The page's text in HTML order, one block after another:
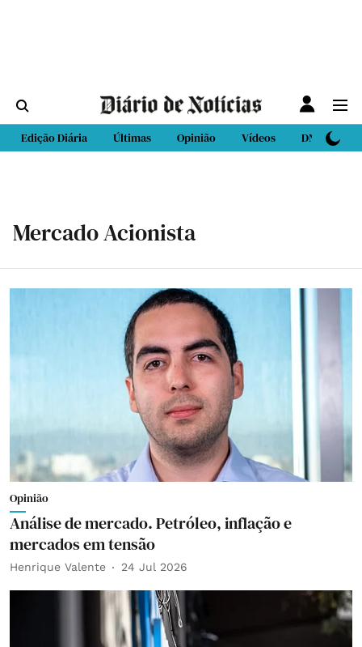
Edição Diária Últimas Opinião Vídeos DN Sport
Mercado Acionista
Opinião
Análise de mercado. Petróleo, inflação e
mercados em tensão
Henrique Valente 24 Jul 2026